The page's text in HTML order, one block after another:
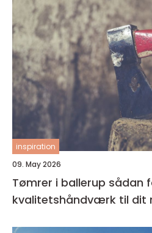
inspiration
09. May 2026
Tømrer i ballerup sådan får du
kvalitetshåndværk til dit